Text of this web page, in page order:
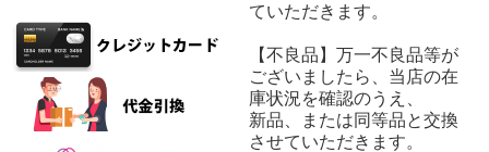
ていただきます。
【不良品】万一不良品等が
ございましたら、当店の在
庫状況を確認のうえ、
新品、または同等品と交換
させていただきます。